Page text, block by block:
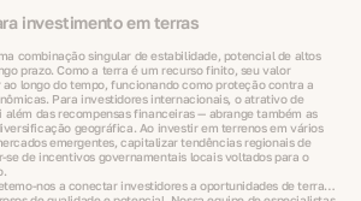
investimento em terras
combinação singular de estabilidade, potencial de altos
prazo. Como a terra é um recurso finito, seu valor
longo do tempo, funcionando como proteção contra a
Para investidores internacionais, o atrativo de
das recompensas financeiras — abrange também as
geográfica. Ao investir em terrenos em vários
emergentes, capitalizar tendências regionais de
de incentivos governamentais locais voltados para o
nos a conectar investidores a oportunidades de terra